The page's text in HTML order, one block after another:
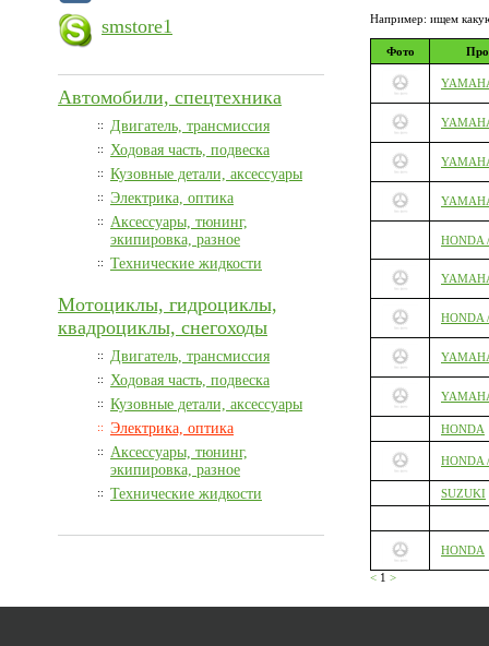
smstore1
Автомобили, спецтехника
:: Двигатель, трансмиссия
:: Ходовая часть, подвеска
:: Кузовные детали, аксессуары
:: Электрика, оптика
:: Аксессуары, тюнинг,
экипировка, разное
:: Технические жидкости
Мотоциклы, гидроциклы,
квадроциклы, снегоходы
:: Двигатель, трансмиссия
:: Ходовая часть, подвеска
:: Кузовные детали, аксессуары
:: Электрика, оптика
:: Аксессуары, тюнинг,
экипировка, разное
:: Технические жидкости
Например: ищем
Фото
HONDA
HONDA
HONDA
HONDA
SUZUKI
HONDA
< 1 >